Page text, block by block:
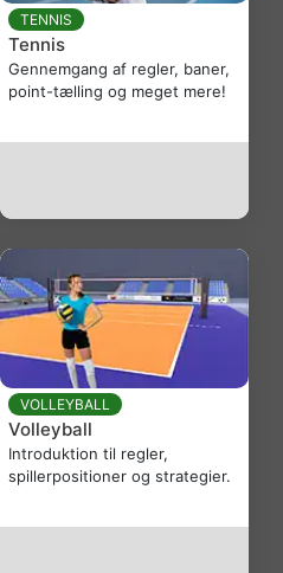
TENNIS
Tennis
Gennemgang af regler, baner,
point-tælling og meget mere!
VOLLEYBALL
Volleyball
Introduktion til regler,
spillerpositioner og strategier.